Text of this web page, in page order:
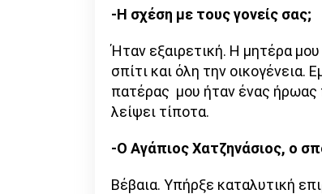
-Η σχέση με τους γονείς σας;
Ήταν εξαιρετική. Η μητέρα
σπίτι και όλη την οικογένεια.
πατέρας μου ήταν ένας ήρωας
λείψει τίποτα.
-Ο Αγάπιος Χατζηνάσιος, ο
Βέβαια. Υπήρξε καταλυτική